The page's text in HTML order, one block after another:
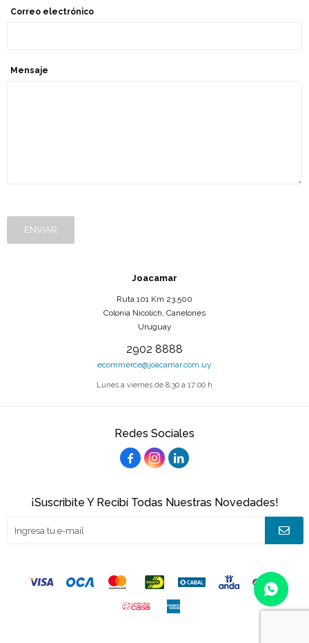
Correo electrónico
Mensaje
ENVIAR
Joacamar
Ruta 101 Km 23.500
Colonia Nicolich, Canelones
Uruguay
2902 8888
ecommerce@joacamar.com.uy
Lunes a viernes de 8:30 a 17:00 h
Redes Sociales
  
¡Suscribite Y Recibí Todas Nuestras Novedades!